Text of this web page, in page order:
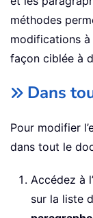
méthodes
modifications à
façon ciblée à
Dans
Pour modifier
dans tout le
Accédez à
sur la liste